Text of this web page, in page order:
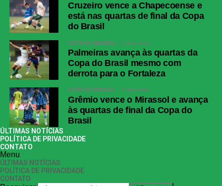
Cruzeiro vence a Chapecoense e
está nas quartas de final da Copa
do Brasil
COPA DO BRASIL 2 dias atrás
Palmeiras avança às quartas da
Copa do Brasil mesmo com
derrota para o Fortaleza
COPA DO BRASIL 2 dias atrás
Grêmio vence o Mirassol e avança
às quartas de final da Copa do
Brasil
ÚLTIMAS NOTÍCIAS
POLÍTICA DE PRIVACIDADE
CONTATO
Menu
ÚLTIMAS NOTÍCIAS
POLÍTICA DE PRIVACIDADE
CONTATO